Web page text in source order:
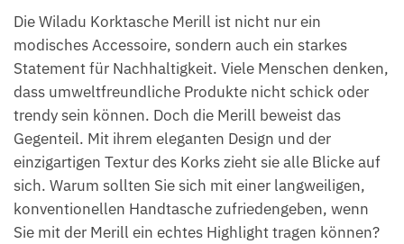
Die Wiladu Korktasche Merill ist nicht nur ein
modisches Accessoire, sondern auch ein starkes
Statement für Nachhaltigkeit. Viele Menschen denken,
dass umweltfreundliche Produkte nicht schick oder
trendy sein können. Doch die Merill beweist das
Gegenteil. Mit ihrem eleganten Design und der
einzigartigen Textur des Korks zieht sie alle Blicke auf
sich. Warum sollten Sie sich mit einer langweiligen,
konventionellen Handtasche zufriedengeben, wenn
Sie mit der Merill ein echtes Highlight tragen können?